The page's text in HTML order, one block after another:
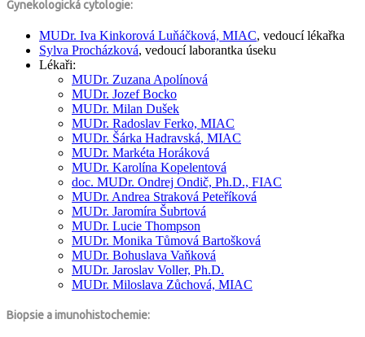
Gynekologická cytologie:
MUDr. Iva Kinkorová Luňáčková, MIAC, vedoucí lékařka
Sylva Procházková, vedoucí laborantka úseku
Lékaři:
MUDr. Zuzana Apolínová
MUDr. Jozef Bocko
MUDr. Milan Dušek
MUDr. Radoslav Ferko, MIAC
MUDr. Šárka Hadravská, MIAC
MUDr. Markéta Horáková
MUDr. Karolína Kopelentová
doc. MUDr. Ondrej Ondič, Ph.D., FIAC
MUDr. Andrea Straková Peteříková
MUDr. Jaromíra Šubrtová
MUDr. Lucie Thompson
MUDr. Monika Tůmová Bartošková
MUDr. Bohuslava Vaňková
MUDr. Jaroslav Voller, Ph.D.
MUDr. Miloslava Zůchová, MIAC
Biopsie a imunohistochemie: